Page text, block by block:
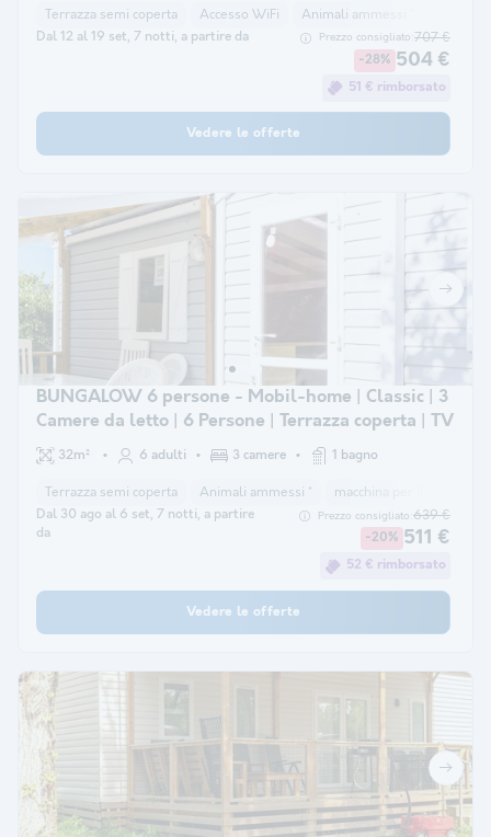
Terrazza semi coperta Accesso WiFi Animali ammessi *
Dal 12 al 19 set, 7 notti, a partire da Prezzo consigliato:707 €
-28% 504 €
51 € rimborsato
Vedere le offerte
BUNGALOW 6 persone - Mobil-home | Classic | 3
Camere da letto | 6 Persone | Terrazza coperta | TV
32m² 6 adulti 3 camere 1 bagno
Terrazza semi coperta Animali ammessi * macchina per il caffè
Dal 30 ago al 6 set, 7 notti, a partire
da
Prezzo consigliato:639 €
-20% 511 €
52 € rimborsato
Vedere le offerte